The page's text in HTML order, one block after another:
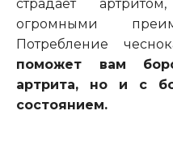
страдает
огромными
Потребление
поможет вам
артрита, но и с
состоянием.